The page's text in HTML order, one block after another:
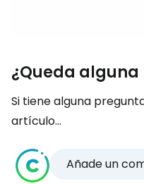
¿Queda
Si tiene alguna
artículo...
Añade un